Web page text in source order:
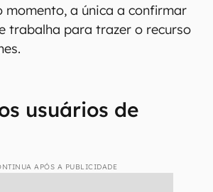
momento, a única a confirmar
trabalha para trazer o recurso
usuários de
APÓS A PUBLICIDADE